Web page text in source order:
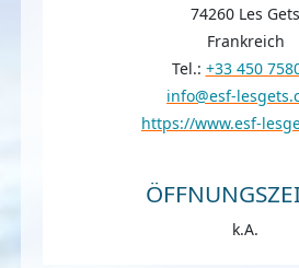
74260 Les Gets
Frankreich
Tel.: +33 450
info@esf-
https://www.esf-
k.A.